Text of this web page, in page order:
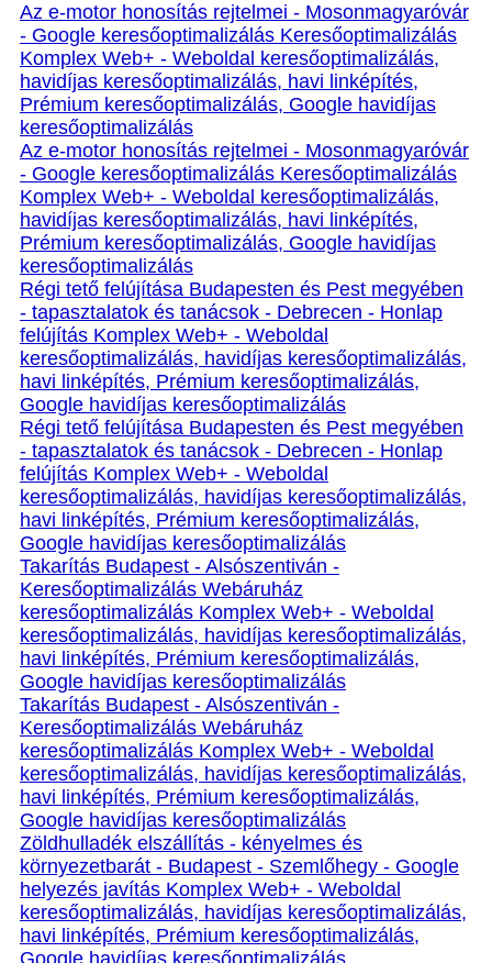
Az e-motor honosítás rejtelmei - Mosonmagyaróvár
- Google keresőoptimalizálás Keresőoptimalizálás
Komplex Web+ - Weboldal keresőoptimalizálás,
havidíjas keresőoptimalizálás, havi linképítés,
Prémium keresőoptimalizálás, Google havidíjas
keresőoptimalizálás
Az e-motor honosítás rejtelmei - Mosonmagyaróvár
- Google keresőoptimalizálás Keresőoptimalizálás
Komplex Web+ - Weboldal keresőoptimalizálás,
havidíjas keresőoptimalizálás, havi linképítés,
Prémium keresőoptimalizálás, Google havidíjas
keresőoptimalizálás
Régi tető felújítása Budapesten és Pest megyében
- tapasztalatok és tanácsok - Debrecen - Honlap
felújítás Komplex Web+ - Weboldal
keresőoptimalizálás, havidíjas keresőoptimalizálás,
havi linképítés, Prémium keresőoptimalizálás,
Google havidíjas keresőoptimalizálás
Régi tető felújítása Budapesten és Pest megyében
- tapasztalatok és tanácsok - Debrecen - Honlap
felújítás Komplex Web+ - Weboldal
keresőoptimalizálás, havidíjas keresőoptimalizálás,
havi linképítés, Prémium keresőoptimalizálás,
Google havidíjas keresőoptimalizálás
Takarítás Budapest - Alsószentiván -
Keresőoptimalizálás Webáruház
keresőoptimalizálás Komplex Web+ - Weboldal
keresőoptimalizálás, havidíjas keresőoptimalizálás,
havi linképítés, Prémium keresőoptimalizálás,
Google havidíjas keresőoptimalizálás
Takarítás Budapest - Alsószentiván -
Keresőoptimalizálás Webáruház
keresőoptimalizálás Komplex Web+ - Weboldal
keresőoptimalizálás, havidíjas keresőoptimalizálás,
havi linképítés, Prémium keresőoptimalizálás,
Google havidíjas keresőoptimalizálás
Zöldhulladék elszállítás - kényelmes és
környezetbarát - Budapest - Szemlőhegy - Google
helyezés javítás Komplex Web+ - Weboldal
keresőoptimalizálás, havidíjas keresőoptimalizálás,
havi linképítés, Prémium keresőoptimalizálás,
Google havidíjas keresőoptimalizálás